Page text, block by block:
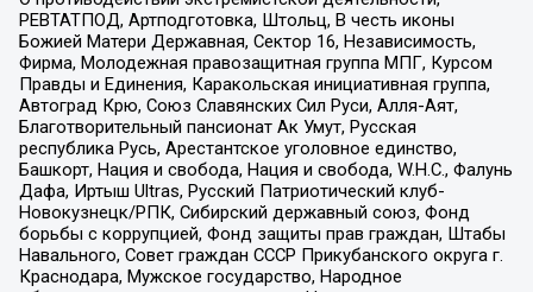
РЕВТАТПОД, Артподготовка, Штольц, В честь иконы
Божией Матери Державная, Сектор 16, Независимость,
Фирма, Молодежная правозащитная группа МПГ, Курсом
Правды и Единения, Каракольская инициативная группа,
Автоград Крю, Союз Славянских Сил Руси, Алля-Аят,
Благотворительный пансионат Ак Умут, Русская
республика Русь, Арестантское уголовное единство,
Башкорт, Нация и свобода, Нация и свобода, W.H.С., Фалунь
Дафа, Иртыш Ultras, Русский Патриотический клуб-
Новокузнецк/РПК, Сибирский державный союз, Фонд
борьбы с коррупцией, Фонд защиты прав граждан, Штабы
Навального, Совет граждан СССР Прикубанского округа г.
Краснодара, Мужское государство, Народное